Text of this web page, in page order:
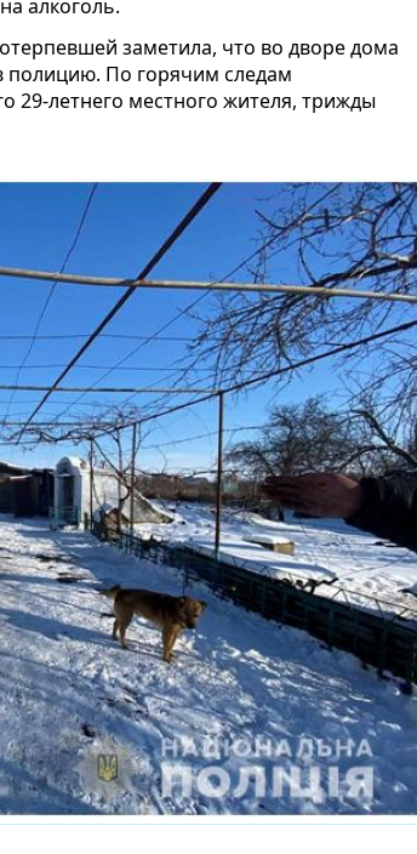
алкоголь.
заметила, что во дворе дома
полицию. По горячим следам
29-летнего местного жителя, трижды